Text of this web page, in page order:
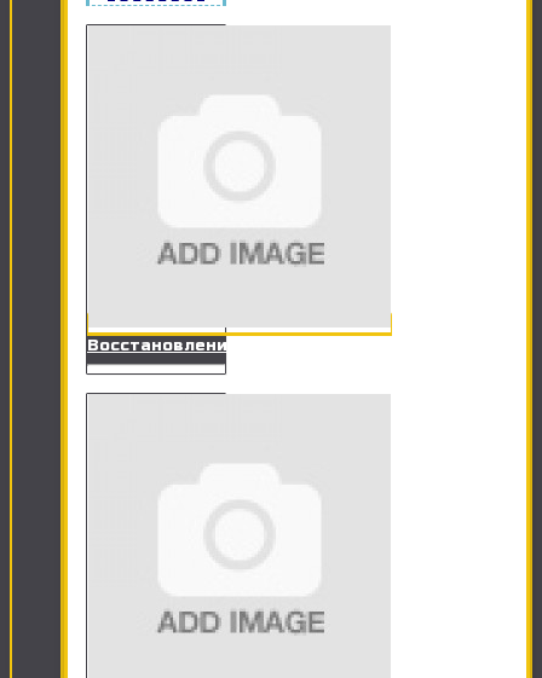
Восстановления данных (Флешки, HDD)